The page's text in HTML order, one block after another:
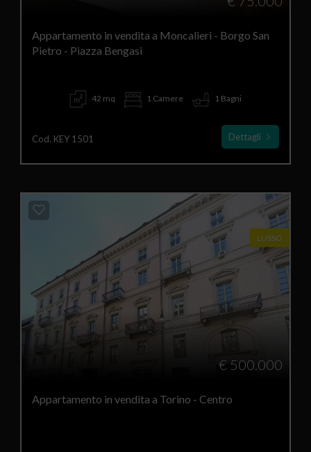
Appartamento in vendita a Moncalieri - Borgo San
Pietro - Piazza Bengasi
42 mq 1 Camere 1 Bagni
Cod. KEY 1501 Dettagli
LUSSO
€ 500.000
Appartamento in vendita a Torino - Centro